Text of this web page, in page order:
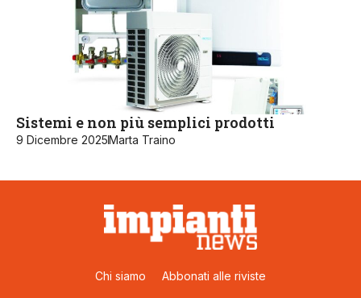
Sistemi e non più semplici prodotti
9 Dicembre 2025Marta Traino
Chi siamo Abbonati alle riviste